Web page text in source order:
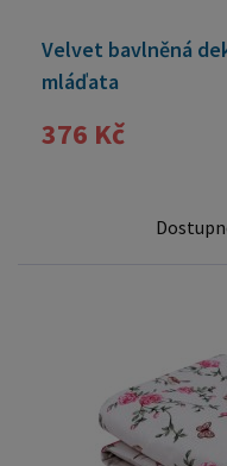
Velvet bavlněná
mláďata
376 Kč